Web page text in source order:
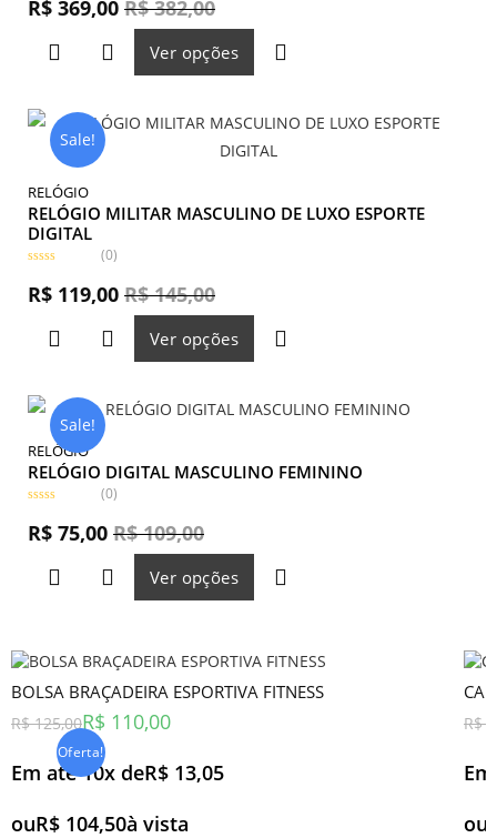
a
0
d
R$382,00
R$ 369,00
Ver opções
Sale!
RELÓGIO
RELÓGIO MILITAR MASCULINO DE LUXO ESPORTE
DIGITAL
v
a
0
d
(0)
R$145,00
R$ 119,00
Ver opções
Sale!
RELÓGIO
RELÓGIO DIGITAL MASCULINO FEMININO
v
a
e
(0)
R$109,00
R$ 75,00
Ver opções
Oferta!
BOLSA BRAÇADEIRA ESPORTIVA FITNESS
R$125,00R$ 110,00
Em até 10x deR$ 13,05
ouR$ 104,50à vista
R$
ou